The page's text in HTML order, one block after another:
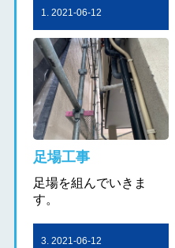
1. 2021-06-12
足場工事
足場を組んでいきま
す。
3. 2021-06-12